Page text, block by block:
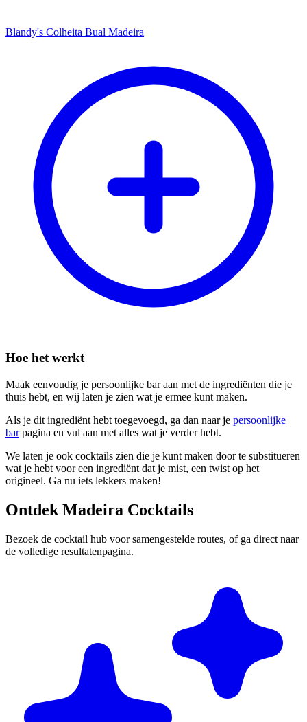
Blandy's Colheita Bual Madeira
Hoe het werkt
Maak eenvoudig je persoonlijke bar aan met de ingrediënten die je
thuis hebt, en wij laten je zien wat je ermee kunt maken.
Als je dit ingrediënt hebt toegevoegd, ga dan naar je persoonlijke
barpagina en vul aan met alles wat je verder hebt.
We laten je ook cocktails zien die je kunt maken door te substitueren
wat je hebt voor een ingrediënt dat je mist, een twist op het
origineel. Ga nu iets lekkers maken!
Ontdek Madeira Cocktails
Bezoek de cocktail hub voor samengestelde routes, of ga direct naar
de volledige resultatenpagina.